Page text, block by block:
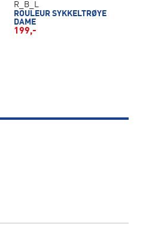
R_B_L
ROULEUR SYKKELTRØYE
DAME
199,-